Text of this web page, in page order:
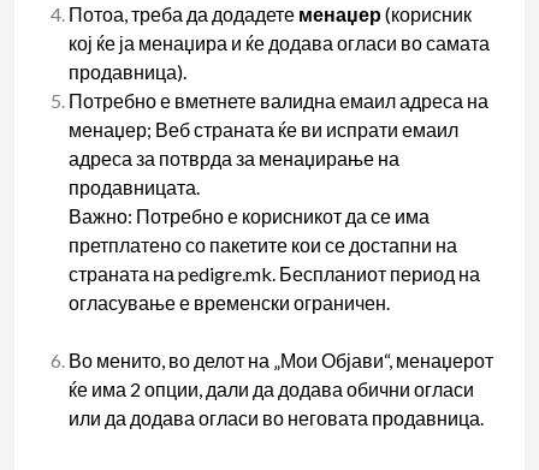
Потоа, треба да додадете менаџер(корисник
кој ќе ја менаџира и ќе додава огласи во самата
продавница).
Потребно е вметнете валидна емаил адреса на
менаџер; Веб страната ќе ви испрати емаил
адреса за потврда за менаџирање на
продавницата.
Важно: Потребно е корисникот да се има
претплатено со пакетите кои се достапни на
страната на pedigre.mk. Беспланиот период на
огласување е временски ограничен.
Во менито, во делот на „Мои Објави“, менаџерот
ќе има 2 опции, дали да додава обични огласи
или да додава огласи во неговата продавница.